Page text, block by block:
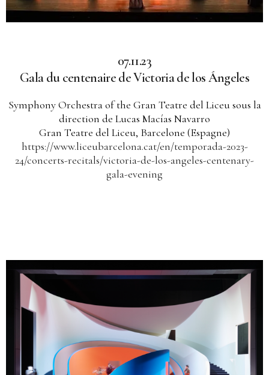
07.11.23
Gala du centenaire de Victoria de los Ángeles
Symphony Orchestra of the Gran Teatre del Liceu sous la
direction de Lucas Macías Navarro
Gran Teatre del Liceu, Barcelone (Espagne)
https://www.liceubarcelona.cat/en/temporada-2023-
24/concerts-recitals/victoria-de-los-angeles-centenary-
gala-evening